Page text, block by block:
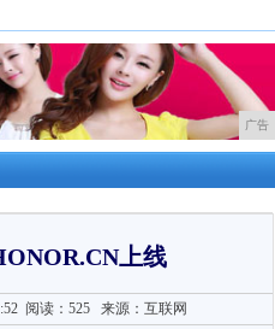
广告
上线
阅读：525来源：互联网